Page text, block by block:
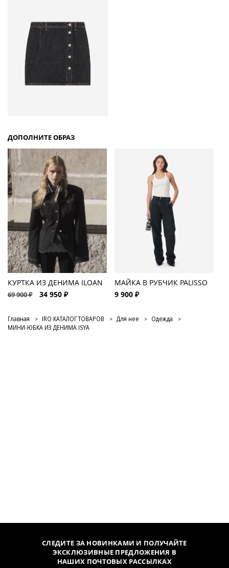
ДОПОЛНИТЕ ОБРАЗ
КУРТКА ИЗ ДЕНИМА ILOAN
69 900 ₽ 34 950 ₽
МАЙКА В РУБЧИК PALISSO
9 900 ₽
Главная IRO КАТАЛОГ ТОВАРОВ Для нее
Одежда
МИНИ-ЮБКА ИЗ ДЕНИМА ISYA
СЛЕДИТЕ ЗА НОВИНКАМИ И ПОЛУЧАЙТЕ
ЭКСКЛЮЗИВНЫЕ ПРЕДЛОЖЕНИЯ В
НАШИХ ПОЧТОВЫХ РАССЫЛКАХ